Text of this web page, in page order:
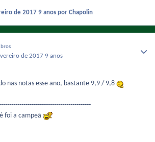
de 2017 9 anos por Chapolin
de 2017 9 anos
nas notas esse ano, bastante 9,9 / 9,8
foi a campeã